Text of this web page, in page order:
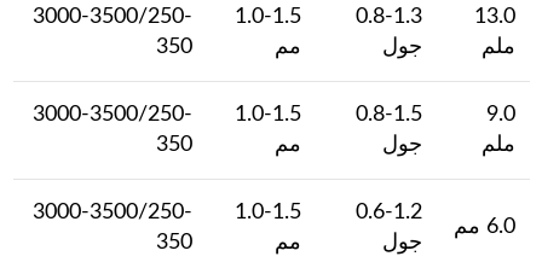
13.0
ملم
0.8-1.3
جول
1.0-1.5
مم
3000-3500/250-
350
9.0
ملم
0.8-1.5
جول
1.0-1.5
مم
3000-3500/250-
350
6.0 مم
0.6-1.2
جول
1.0-1.5
مم
3000-3500/250-
350